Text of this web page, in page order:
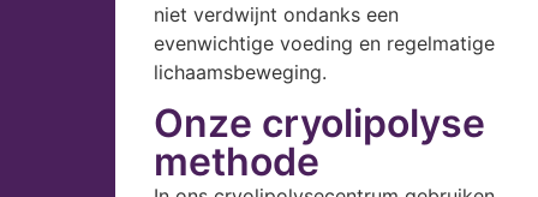
niet verdwijnt ondanks een
evenwichtige voeding en regelmatige
lichaamsbeweging.
Onze cryolipolyse
methode